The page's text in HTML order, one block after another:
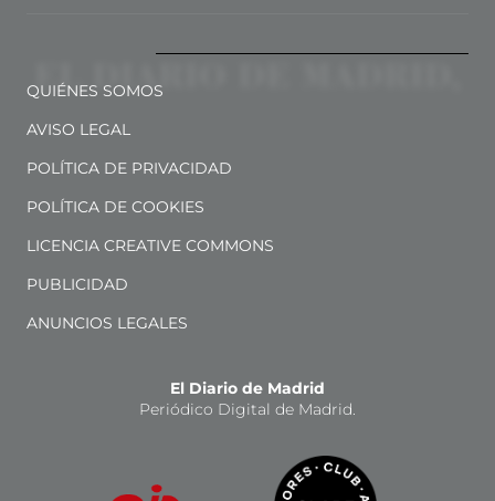
QUIÉNES SOMOS
AVISO LEGAL
POLÍTICA DE PRIVACIDAD
POLÍTICA DE COOKIES
LICENCIA CREATIVE COMMONS
PUBLICIDAD
ANUNCIOS LEGALES
El Diario de Madrid
Periódico Digital de Madrid.